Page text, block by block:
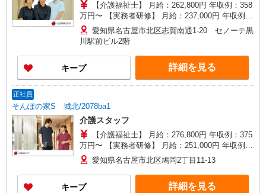
【介護福祉士】 月給：262,800円 年収例：358
万円〜 【実務者研修】 月給：237,000円 年収例：
325万円〜 【初任者研修】 月給：221,300円 年収
例：304万円〜 ※職務手当、働きがい向上手当、
日祝手当（月平均2回分）等、毎月平均的に支払わ
れる手当を含みます。 ※介護福祉士のみ、特別職
務手当も含む ■夜勤手当別途支給：5,000円/回 ◎
残業時は別途時間外手当支給（超過1分〜） ◎賞
愛知県名古屋市北区志賀南通1-20 セノーテ黒
川駅前ビル2階
キープ 詳細を見る
正社員
そんぽの家S 城北/2078ba1
介護スタッフ
【介護福祉士】 月給：276,800円 年収例：375
万円〜 【実務者研修】 月給：251,000円 年収例：
341万円〜 【初任者研修】 月給：235,300円 年収
例：320万円〜 ※職務手当、働きがい向上手当、
日祝手当（月平均2回分）、夜勤手当（月平均5回
分）等、毎月平均的に支払われる手当を含みま
愛知県名古屋市北区鳩岡2丁目11-13
キープ 詳細を見る